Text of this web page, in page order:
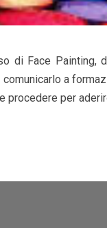
Face Painting,
a
per